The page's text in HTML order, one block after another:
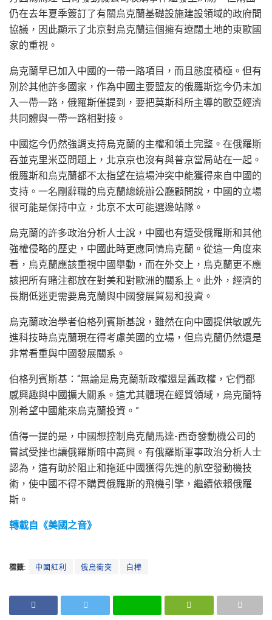
仍在去年夏季簽訂了有關烏克蘭基礎設施建設領域的政府間
協議，因此顯示了北京對烏克蘭這個擁有遼闊土地的東歐國
家的重視。
烏克蘭早已加入中國的一帶一路項目，而且態度積極。但有
別於其他許多國家，作為中國主要盟友的俄羅斯迄今仍未加
入一帶一路，俄羅斯僅提到，要把莫斯科所主導的歐亞經濟
共同體與一帶一路相對接。
中國迄今仍然強調支持烏克蘭的主權和領土完整。在俄羅斯
吞並克里米亞問題上，北京京也沒有與普京當局站在一起。
俄羅斯和烏克蘭都不太指望在這場沖突中能獲得來自中國的
支持。一名剛辭職的烏克蘭總統辦公廳顧問說，中國的立場
很可能是保持中立，北京不太可能選邊站隊。
烏克蘭的許多政治分析人士說，中國也有遭受俄羅斯和其他
強權侵略的歷史，中國此時更應同情烏克蘭。從這一角度來
看，烏克蘭應該重視中國舉動，而在外交上，烏克蘭更不應
該把所有賭注都放在對美和對歐洲的關系上。此外，經濟的
長期低迷更需要烏克蘭與中國發展貿易和投資。
烏克蘭政治學者伯格列賓斯基說，雖然在向中國提供敏感先
進科技時烏克蘭現在得考慮美國的立場，但烏克蘭仍然還是
非常看重與中國發展關系。
伯格列賓斯基：“無論是烏克蘭新政權還是舊政權，它們都
感興趣與中國擴大關系。這尤其體現在經貿領域，烏克蘭特
別希望中國能來烏克蘭投資。”
值得一提的是，中國想控制烏克蘭馬達-西奇發動機公司的
嘗試受挫也讓俄羅斯暗中高興。有俄羅斯軍事政治分析人士
認為，這有助於阻止和拖延中國獲得先進的航空發動機技
術，使中國不得不購買俄羅斯的飛機引擎，繼續依賴俄羅
斯。
轉載自《美國之音》
標籤: 中國紅利 俄烏衝突 白樺